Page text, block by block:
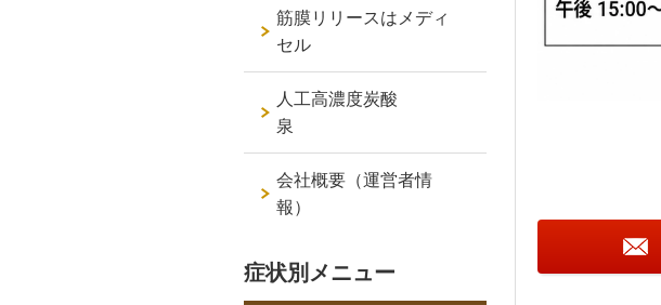
筋膜リリースはメディ
セル
人工高濃度炭酸
泉
会社概要（運営者情
報）
症状別メニュー